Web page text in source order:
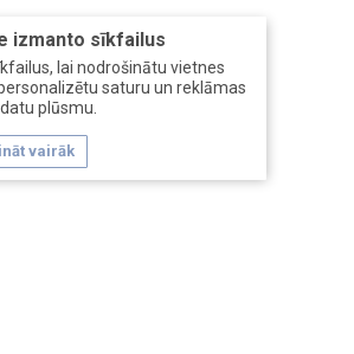
izmanto sīkfailus
lai nodrošinātu vietnes
saturu un reklāmas
plūsmu.
vairāk